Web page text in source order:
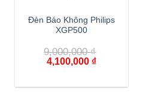
Đèn Báo Không Philips
XGP500
9,000,000₫
Giá
9,000,000 ₫.
4,100,000 ₫Giá
là: